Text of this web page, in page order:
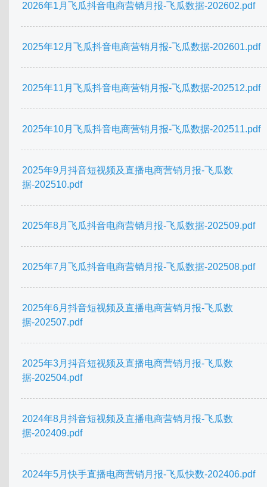
2026年1月飞瓜抖音电商营销月报-飞瓜数据-202602.pdf
2025年12月飞瓜抖音电商营销月报-飞瓜数据-202601.pdf
2025年11月飞瓜抖音电商营销月报-飞瓜数据-202512.pdf
2025年10月飞瓜抖音电商营销月报-飞瓜数据-202511.pdf
2025年9月抖音短视频及直播电商营销月报-飞瓜数
据-202510.pdf
2025年8月飞瓜抖音电商营销月报-飞瓜数据-202509.pdf
2025年7月飞瓜抖音电商营销月报-飞瓜数据-202508.pdf
2025年6月抖音短视频及直播电商营销月报-飞瓜数
据-202507.pdf
2025年3月抖音短视频及直播电商营销月报-飞瓜数
据-202504.pdf
2024年8月抖音短视频及直播电商营销月报-飞瓜数
据-202409.pdf
2024年5月快手直播电商营销月报-飞瓜快数-202406.pdf